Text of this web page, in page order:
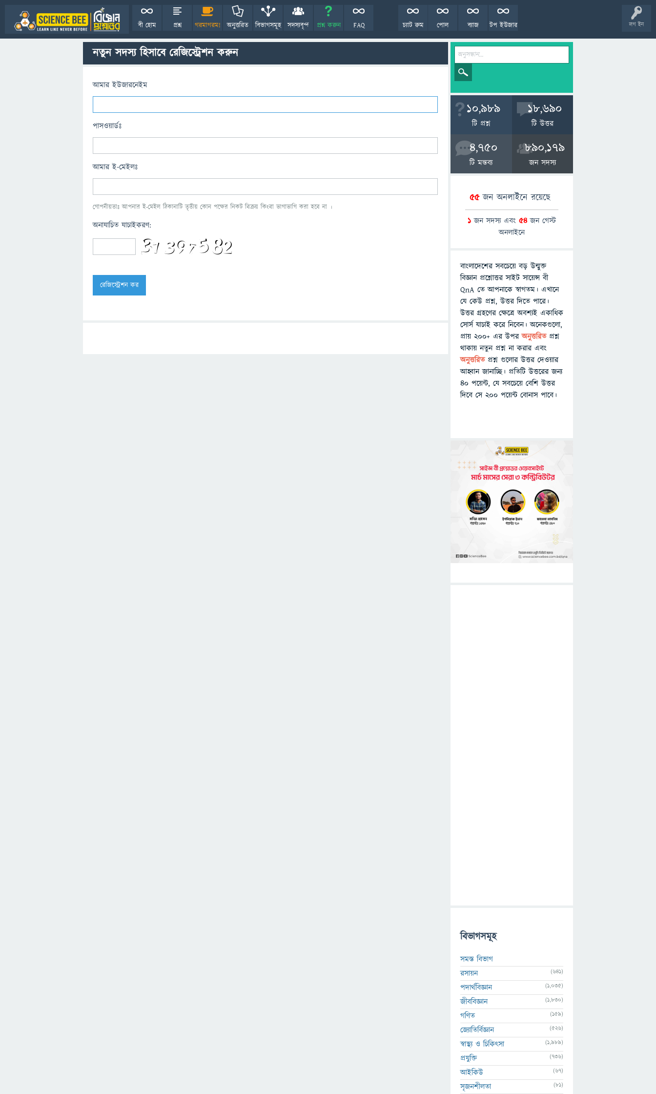
লগ ইন
বী হোম প্রশ্ন গরমাগরম! অনুত্তরিত বিভাগসমূহ সদস্যবৃন্দ প্রশ্ন করুন FAQ টপ ইউজার
ব্যাজ
পোল
চ্যাট রুম
নতুন সদস্য হিসাবে রেজিস্ট্রেশন করুন
আমার ইউজারনেইম
পাসওয়ার্ডঃ
আমার ই-মেইলঃ
গোপনীয়তাঃ আপনার ই-মেইল ঠিকানাটি তৃতীয় কোন পক্ষের নিকট বিক্রয় কিংবা ভাগাভাগি করা হবে না ।
অনাযাচিত যাচাইকরণ:
10,989
টি প্রশ্ন
18,690
টি উত্তর
4,750
টি মন্তব্য
890,179
জন সদস্য
55জন অনলাইনে রয়েছে
1 জন সদস্য এবং 54 জন গেস্ট
অনলাইনে
বাংলাদেশের সবচেয়ে বড় উন্মুক্ত
বিজ্ঞান প্রশ্নোত্তর সাইট সায়েন্স বী
QnA তে আপনাকে স্বাগতম। এখানে
যে কেউ প্রশ্ন, উত্তর দিতে পারে।
উত্তর গ্রহণের ক্ষেত্রে অবশ্যই একাধিক
সোর্স যাচাই করে নিবেন। অনেকগুলো,
প্রায় ২০০+ এর উপরঅনুত্তরিতপ্রশ্ন
থাকায় নতুন প্রশ্ন না করার এবং
অনুত্তরিত প্রশ্ন গুলোর উত্তর দেওয়ার
আহ্বান জানাচ্ছি। প্রতিটি উত্তরের জন্য
৪০ পয়েন্ট, যে সবচেয়ে বেশি উত্তর
দিবে সে ২০০ পয়েন্ট বোনাস পাবে।
বিভাগসমূহ
সমস্ত বিভাগ
রসায়ন
(641)
পদার্থবিজ্ঞান (1,035)
জীববিজ্ঞান (1,830)
গণিত (159)
জ্যোতির্বিজ্ঞান (526)
স্বাস্থ্য ও চিকিৎসা (1,989)
প্রযুক্তি (736)
আইকিউ (67)
সৃজনশীলতা (81)